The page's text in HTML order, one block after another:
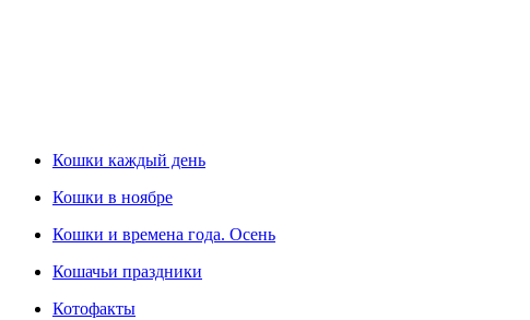
Кошки каждый день
Кошки в ноябре
Кошки и времена года. Осень
Кошачьи праздники
Котофакты